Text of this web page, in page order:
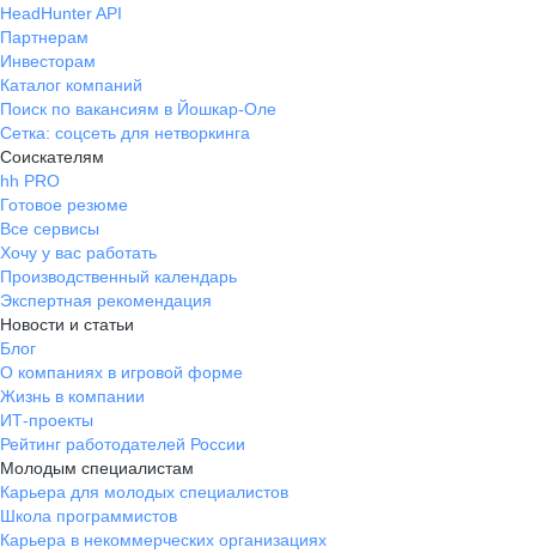
HeadHunter API
Партнерам
Инвесторам
Каталог компаний
Поиск по вакансиям в Йошкар-Оле
Сетка: соцсеть для нетворкинга
Соискателям
hh PRO
Готовое резюме
Все сервисы
Хочу у вас работать
Производственный календарь
Экспертная рекомендация
Новости и статьи
Блог
О компаниях в игровой форме
Жизнь в компании
ИТ-проекты
Рейтинг работодателей России
Молодым специалистам
Карьера для молодых специалистов
Школа программистов
Карьера в некоммерческих организациях